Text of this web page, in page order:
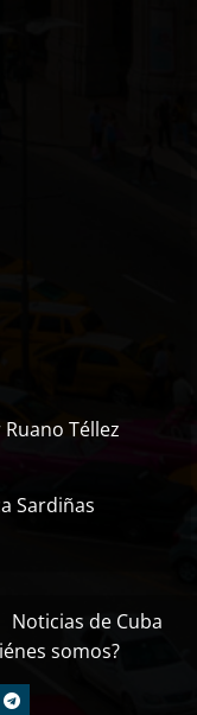
Téllez
Sardiñas
Noticias de Cuba
somos?